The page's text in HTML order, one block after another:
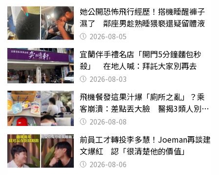
她公開恐怖飛行經歷！搭機睡醒褲子
濕了 鄰座男趁熟睡猥褻還疑留體液
2026-08-05
宜蘭伴手禮名店「開門5分鐘麵包秒
殺」 在地人喊：拜託大家別再去
2026-08-03
飛機餐發這果汁爆「廁所之亂」？乘
客崩潰：差點丟大臉 醫揭3類人別亂
喝 2026-08-08
前員工才轉投李多慧！Joeman再談建
文爆紅 認「很清楚他的價值」
2026-08-06